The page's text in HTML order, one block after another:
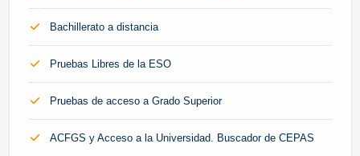
Bachillerato a distancia
Pruebas Libres de la ESO
Pruebas de acceso a Grado Superior
ACFGS y Acceso a la Universidad. Buscador de CEPAS